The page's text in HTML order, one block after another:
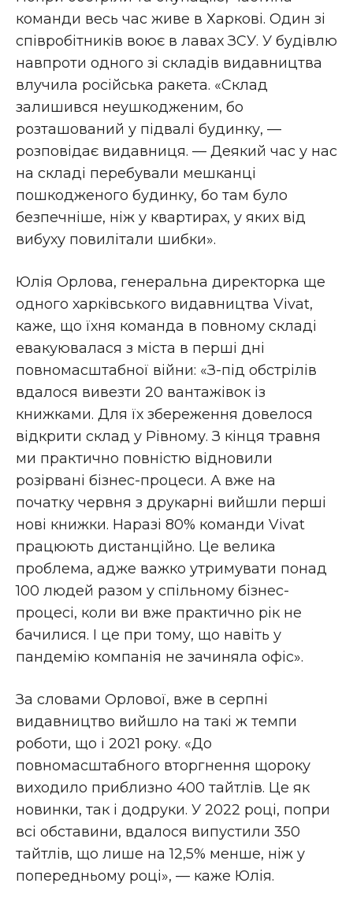
команди весь час живе в Харкові. Один зі
співробітників воює в лавах ЗСУ. У будівлю
навпроти одного зі складів видавництва
влучила російська ракета. «Склад
залишився неушкодженим, бо
розташований у підвалі будинку, —
розповідає видавниця. — Деякий час у нас
на складі перебували мешканці
пошкодженого будинку, бо там було
безпечніше, ніж у квартирах, у яких від
вибуху повилітали шибки».
Юлія Орлова, генеральна директорка ще
одного харківського видавництва Vivat,
каже, що їхня команда в повному складі
евакуювалася з міста в перші дні
повномасштабної війни: «З-під обстрілів
вдалося вивезти 20 вантажівок із
книжками. Для їх збереження довелося
відкрити склад у Рівному. З кінця травня
ми практично повністю відновили
розірвані бізнес-процеси. А вже на
початку червня з друкарні вийшли перші
нові книжки. Наразі 80% команди Vivat
працюють дистанційно. Це велика
проблема, адже важко утримувати понад
100 людей разом у спільному бізнес-
процесі, коли ви вже практично рік не
бачилися. І це при тому, що навіть у
пандемію компанія не зачиняла офіс».
За словами Орлової, вже в серпні
видавництво вийшло на такі ж темпи
роботи, що і 2021 року. «До
повномасштабного вторгнення щороку
виходило приблизно 400 тайтлів. Це як
новинки, так і додруки. У 2022 році, попри
всі обставини, вдалося випустили 350
тайтлів, що лише на 12,5% менше, ніж у
попередньому році», — каже Юлія.